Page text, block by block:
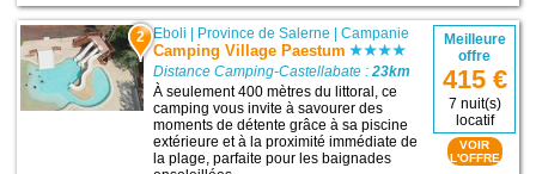
2 Eboli Province de Salerne |Campanie
Camping Village Paestum
Distance Camping-Castellabate :23km
À seulement 400 mètres du littoral, ce
camping vous invite à savourer des
moments de détente grâce à sa piscine
extérieure et à la proximité immédiate de
la plage, parfaite pour les baignades
Meilleure
offre
415 €
7 nuit(s)
locatif
VOIR
L'OFFRE